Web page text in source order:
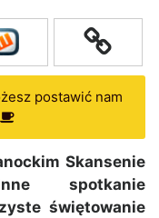
postawić nam
Skansenie
spotkanie
świętowanie